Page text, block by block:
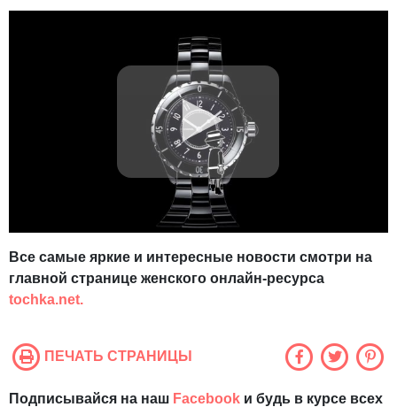
Все самые яркие и интересные новости смотри на
главной странице женского онлайн-ресурса
tochka.net.
ПЕЧАТЬ СТРАНИЦЫ
Подписывайся на наш Facebook и будь в курсе всех